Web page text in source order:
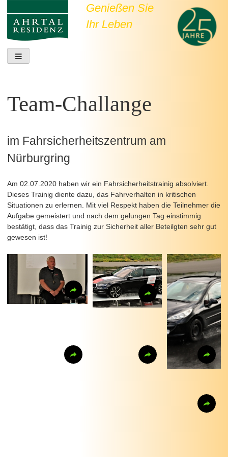
content
Sonnige Weinberge, bezaubernde Ortschaften.
Genießen Sie
Ihr Leben
Team-Challange
im Fahrsicherheitszentrum am
Nürburgring
Am 02.07.2020 haben wir ein Fahrsicherheitstrainig absolviert.
Dieses Trainig diente dazu, das Fahrverhalten in kritischen
Situationen zu erlernen. Mit viel Respekt haben die Teilnehmer die
Aufgabe gemeistert und nach dem gelungen Tag einstimmig
bestätigt, dass das Trainig zur Sicherheit aller Beteilgten sehr gut
gewesen ist!